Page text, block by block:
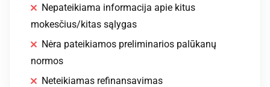
Nepateikiama informacija apie kitus
mokesčius/kitas sąlygas
Nėra pateikiamos preliminarios palūkanų
normos
Neteikiamas refinansavimas